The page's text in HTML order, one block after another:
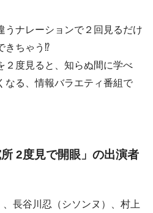
うナレーションで２回見るだけ
きちゃう⁉
２度見ると、知らぬ間に学べ
なる、情報バラエティ番組で
所 2度見で開眼」の出演者
長谷川忍（シソンヌ）、村上